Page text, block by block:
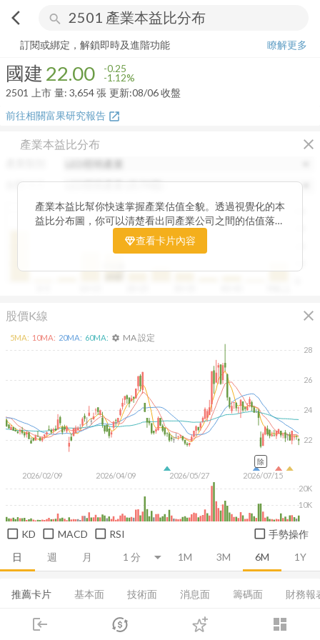
arrow_back_ios search
login dashboard
市場 登入
國建 22.00-1.12%
訂閱或綁定，解鎖即時及進階功能
瞭解更多
國建22.00 -0.25
-1.12%
2501
上市 量: 3,654張 更新:08/06 收盤
前往相關富果研究報告 open_in_new
產業本益比分布 close
分類項目
產業本益比幫你快速掌握產業估值全貌。透過視覺化的本
益比分布圖，你可以清楚看出同產業公司之間的估值落
差，了解哪些股票相對被低估、哪些可能已偏貴。從中位
數、本益比範圍到個別公司位置，卡片讓你一眼辨識產業
查看卡片內容
股價K線 close
日 週 月 1M 3M 6M 1Y
2026/02/09 2026/04/09 2026/05/27 2026/07/15
22
24
26
28
10K
20K
5MA: 10MA: 20MA: 60MA: settings MA 設定
除
KD MACD RSI 手勢操作
推薦卡片 基本面 技術面 消息面 籌碼面 財務報
集保分布 基本概況 股利政策